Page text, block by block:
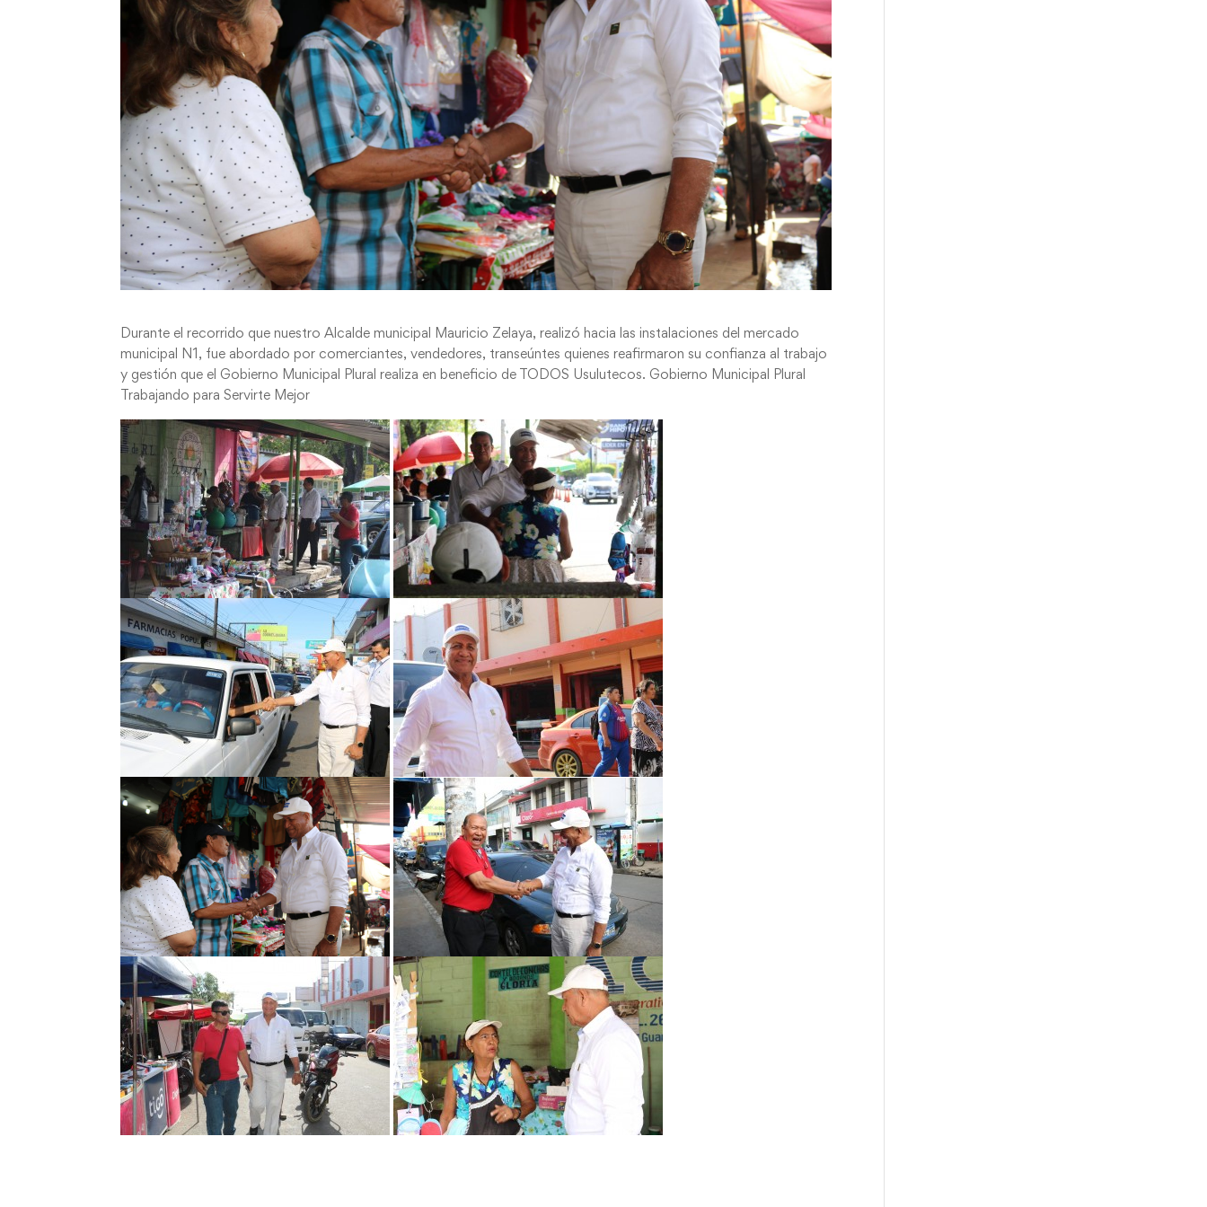
Durante el recorrido que nuestro Alcalde municipal Mauricio Zelaya, realizó hacia las instalaciones del mercado
municipal N1, fue abordado por comerciantes, vendedores, transeúntes quienes reafirmaron su confianza al trabajo
y gestión que el Gobierno Municipal Plural realiza en beneficio de TODOS Usulutecos. Gobierno Municipal Plural
Trabajando para Servirte Mejor